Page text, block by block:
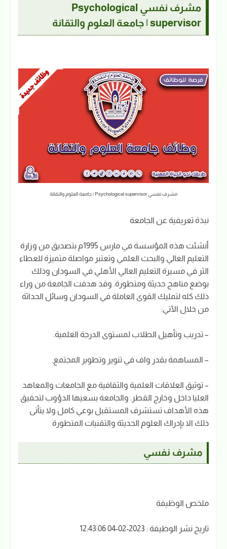
مشرف نفسي Psychological
supervisor | جامعة العلوم والتقانة
مشرف نفسي Psychological supervisor | جامعة العلوم والتقانة
نبذة تعريفية عن الجامعة
أنشئت هذه المؤسسة في مارس 1995م بتصديق من وزارة
التعليم العالي والبحث العلمي وتعتبر مواصلة متميزة للعطاء
الثر في مسيرة التعليم العالي الأهلي في السودان وذلك
بوضع مناهج حديثة ومتطورة. وقد هدفت الجامعة من وراء
ذلك كله لتمليك القوى العاملة في السودان وسائل الحداثة
من خلال الآتي:
– تدريب وتأهيل الطلاب لمستوى الدرجة العلمية.
– المساهمة بقدر واف في تنوير وتطوير المجتمع.
– توثيق العلاقات العلمية والثقافية مع الجامعات والمعاهد
العليا داخل وخارج القطر. والجامعة بسعيها الدؤوب لتحقيق
هذه الأهداف تستشرف المستقبل بوعي كامل ولا يتأتى
ذلك الا بإدراك العلوم الحديثة والتقنيات المتطورة
مشرف نفسي
ملخص الوظيفة
تاريخ نشر الوظيفة : 2023-02-04 12:43:06